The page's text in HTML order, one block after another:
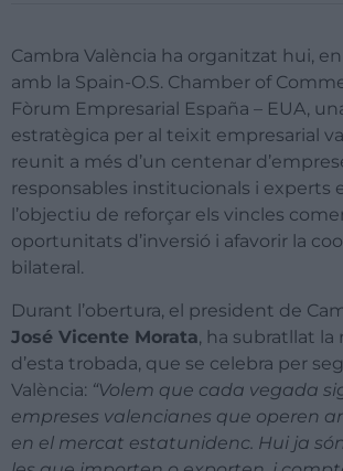
Cambra València ha organitzat hui, en
amb la Spain-O.S. Chamber of
Fòrum Empresarial España – EUA,
estratègica per al teixit empresarial
reunit a més d’un centenar
responsables institucionals i experts
l’objectiu de reforçar els vincles
oportunitats d’inversió i afavorir la
bilateral.
Durant l’obertura, el president de
José Vicente Morata, ha subratllat la
d’esta trobada, que se celebra per
València: “Volem que cada vegada
empreses valencianes que operen
en el mercat estatunidenc. Hui ja